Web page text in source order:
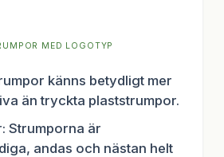
MED LOGOTYP
känns betydligt mer
än tryckta plaststrumpor.
Strumporna är
andas och nästan helt